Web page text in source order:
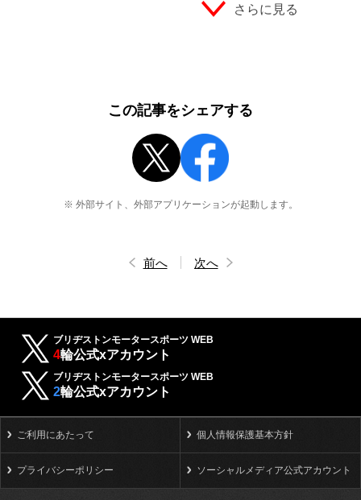
さらに見る
この記事をシェアする
※ 外部サイト、外部アプリケーションが起動します。
前へ 次へ
ブリヂストンモータースポーツ WEB
4輪公式xアカウント
ブリヂストンモータースポーツ WEB
2輪公式xアカウント
ご利用にあたって 個人情報保護基本方針
プライバシーポリシー ソーシャルメディア公式アカウント